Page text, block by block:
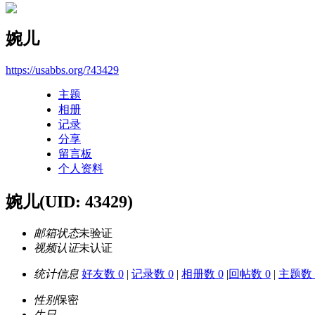
婉儿
https://usabbs.org/?43429
主题
相册
记录
分享
留言板
个人资料
婉儿(UID: 43429)
邮箱状态未验证
视频认证未认证
统计信息 好友数 0 | 记录数 0 | 相册数 0 |回帖数 0 | 主题数
性别保密